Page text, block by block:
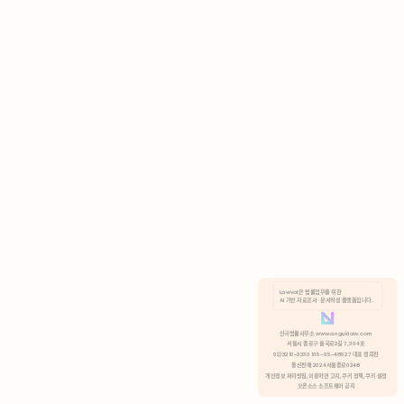
분석 쿠키 허용
Lawvot은 법률업무를 위한
AI 기반 자료조사 · 문서작성 플랫폼입니다.
안국법률사무소 www.anguklaw.com
서울시 종로구 율곡로2길 7, 304호
02)3210-3330 105-05-48527 대표 정희찬
통신판매 2024서울종로0248
개인정보 처리방침, 이용약관 고지, 쿠키 정책, 쿠키 설정
오픈소스 소프트웨어 공지